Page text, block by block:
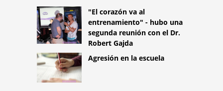
"El corazón va al
entrenamiento" - hubo una
segunda reunión con el Dr.
Robert Gajda
Agresión en la escuela